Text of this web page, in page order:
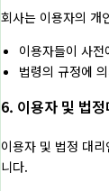
회사는 이용자의 개
이용자들이 사
법령의 규정에
6. 이용자 및 법
이용자 및 법정 대
니다.